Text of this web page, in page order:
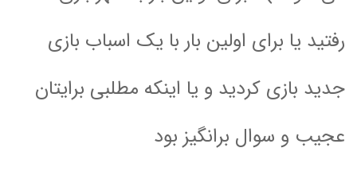
رفتید یا برای اولین بار با یک اسباب بازی
جدید بازی کردید و یا اینکه مطلبی برایتان
عجیب و سوال برانگیز بود